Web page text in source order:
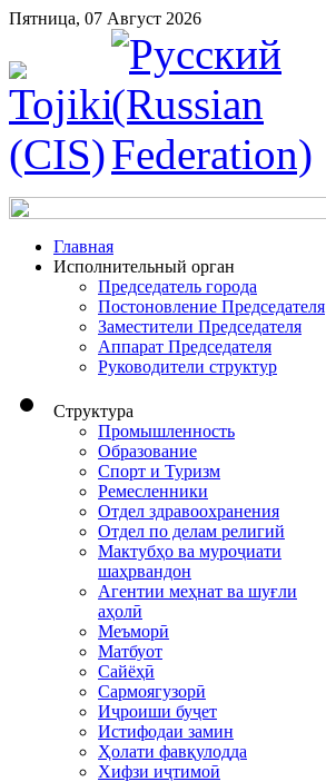
Пятница, 07 Август 2026
Главная
Исполнительный орган
Председатель города
Постоновление Председателя
Заместители Председателя
Аппарат Председателя
Руководители структур
Структура
Промышленность
Образование
Спорт и Туризм
Ремесленники
Отдел здравоохранения
Отдел по делам религий
Мактубҳо ва муроҷиати
шаҳрвандон
Агентии меҳнат ва шуғли
аҳолӣ
Меъморӣ
Матбуот
Сайёҳӣ
Сармоягузорӣ
Иҷроиши буҷет
Истифодаи замин
Ҳолати фавқулодда
Хифзи иҷтимоӣ